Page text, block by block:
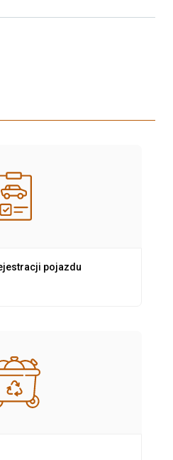
pojazdu